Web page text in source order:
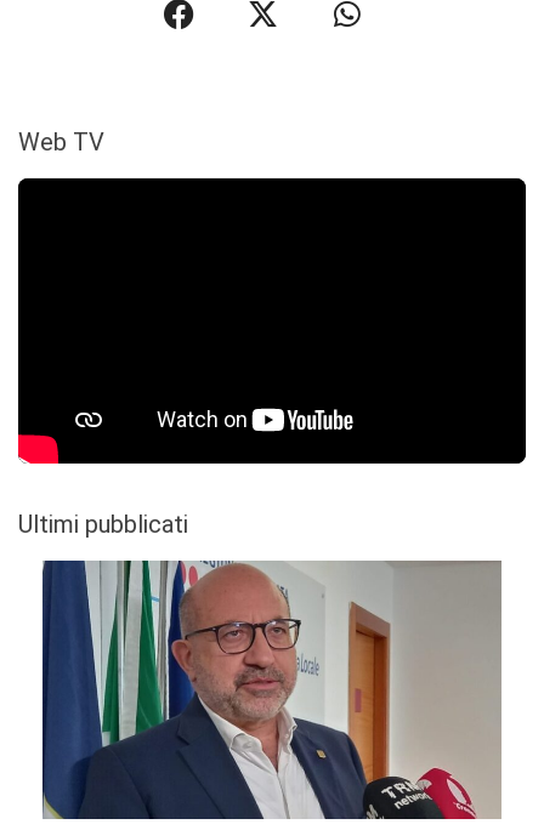
Web TV
Ultimi pubblicati